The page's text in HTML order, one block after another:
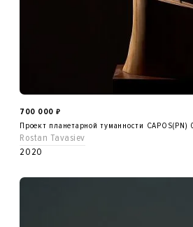
700 000 ₽
Проект планетарной туманности
Rostan Tavasiev
2020